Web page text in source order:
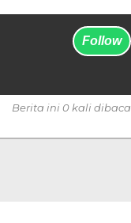
Follow
Berita ini 0 kali dibaca